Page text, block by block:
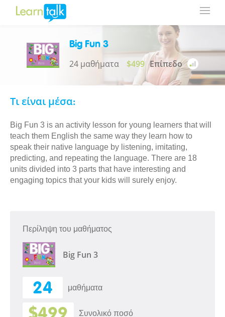
Big Fun 3
24 μαθήματα $499 Επίπεδο
Τι είναι μέσα:
Big Fun 3 is an activity lesson for young learners that will
teach them English the same way they learn how to
speak their native language by listening, imitating,
predicting, and repeating the language. There are 18
units divided into 3 parts that have interesting and
engaging topics that your kids will surely enjoy.
Περίληψη του μαθήματος
Big Fun 3
24 μαθήματα
Συνολικό ποσό